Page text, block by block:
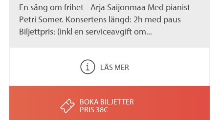
En sång om frihet - Arja Saijonmaa Med pianist
Petri Somer. Konsertens längd: 2h med paus
Biljettpris: (inkl en serviceavgift om...
LÄS MER
BOKA BILJETTER
PRIS 38€